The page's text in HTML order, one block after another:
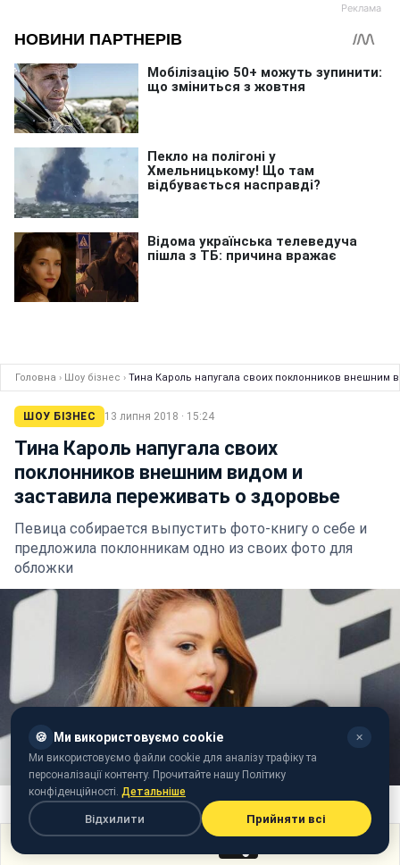
Головна › Шоу бізнес › Тина Кароль напугала своих поклонников внешним
ШОУ БІЗНЕС 13 липня 2018 · 15:24
Тина Кароль напугала своих
поклонников внешним видом и
заставила переживать о здоровье
Певица собирается выпустить фото-книгу о себе и
предложила поклонникам одно из своих фото для
обложки
Фото: Тина Кароль (tinakarol.com)
🍪 Ми використовуємо cookie ✕
Ми використовуємо файли cookie для аналізу трафіку та
персоналізації контенту. Прочитайте нашу Політику
конфіденційності. Детальніше
Відхилити Прийняти всі